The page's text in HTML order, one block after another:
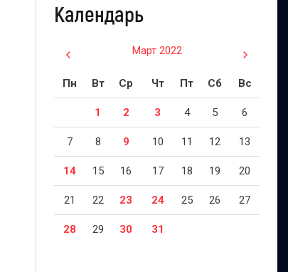
Календарь
Март 2022
Пн Вт Ср Чт Пт Сб Вс
1 2 3 4 5 6
7 8 9 10 11 12 13
14 15 16 17 18 19 20
21 22 23 24 25 26 27
28 29 30 31